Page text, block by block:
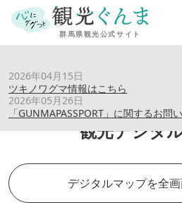
2026年04月15日
ツキノワグマ情報はこちら
2026年05月26日
「GUNMAPASSPORT」に関するお問
観光デジタ
デジタルマップを全